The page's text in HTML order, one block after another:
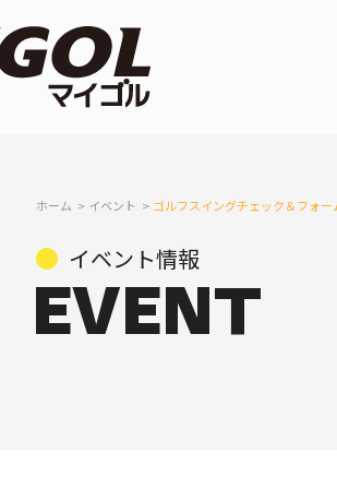
ホーム イベント ゴルフスイングチェック＆フォ
イベント情報